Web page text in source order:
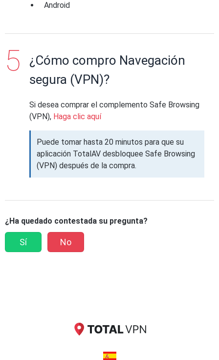
Android
¿Cómo compro Navegación
segura (VPN)?
Si desea comprar el complemento Safe Browsing
(VPN), Haga clic aquí
Puede tomar hasta 20 minutos para que su
aplicación TotalAV desbloquee Safe Browsing
(VPN) después de la compra.
¿Ha quedado contestada su pregunta?
Sí No